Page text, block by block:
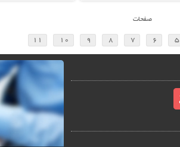
صفحات
5
6
7
8
9
10
11